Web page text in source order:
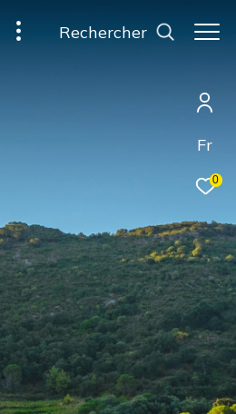
Fr
0
rechercher